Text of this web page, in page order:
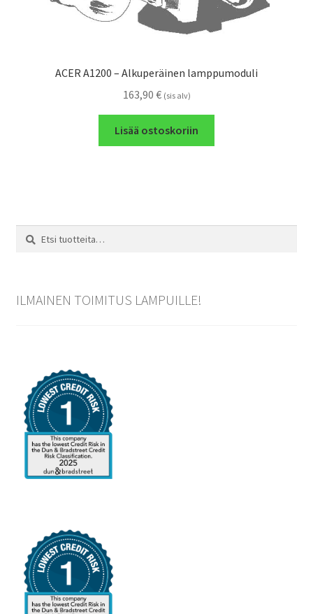
ACER A1200 – Alkuperäinen lamppumoduli
163,90 € (sis alv)
Lisää ostoskoriin
Etsi:
Haku
ILMAINEN TOIMITUS LAMPUILLE!